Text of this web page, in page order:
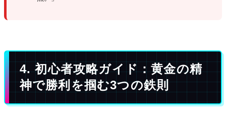
4. 初心者攻略ガイド：黄金の精
神で勝利を掴む3つの鉄則